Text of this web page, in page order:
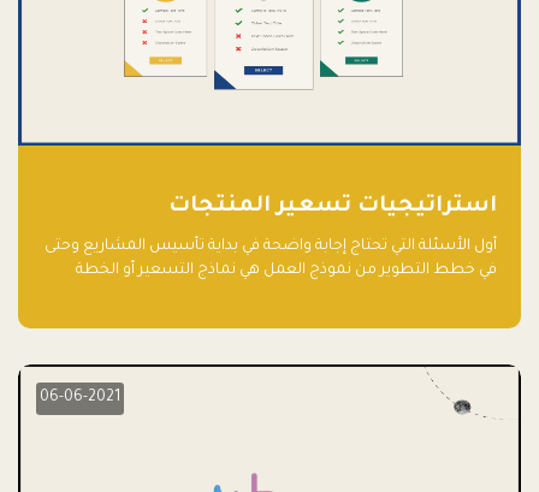
استراتيجيات تسعير المنتجات
أول الأسئلة التي تحتاج إجابة واضحة في بداية تأسيس المشاريع وحتى
في خطط التطوير من نموذج العمل هي نماذج التسعير أو الخطة
06-06-2021